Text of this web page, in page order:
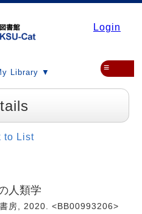
Login
Library ▼ ≡
to List
人類学
房, 2020. <BB00993206>